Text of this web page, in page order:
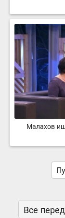
Малахов
Все